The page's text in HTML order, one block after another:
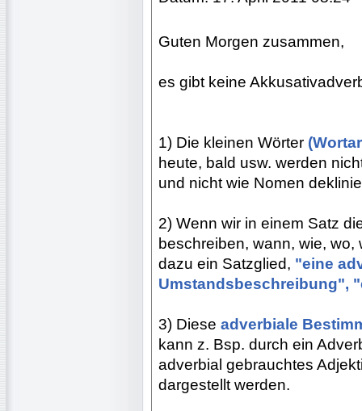
Guten Morgen zusammen,
es gibt keine
1) Die kleinen Wörter
heute, bald usw. werden
und nicht wie Nomen
2) Wenn wir in einem Satz
beschreiben, wann, wie,
dazu ein Satzglied, "eine
Umstandsbeschreibung",
3) Diese adverbiale
kann z. Bsp. durch ein
adverbial gebrauchtes
dargestellt werden.